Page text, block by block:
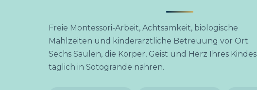
Freie Montessori-Arbeit, Achtsamkeit, biologische
Mahlzeiten und kinderärztliche Betreuung vor Ort.
Sechs Säulen, die Körper, Geist und Herz Ihres Kindes
täglich in Sotogrande nähren.